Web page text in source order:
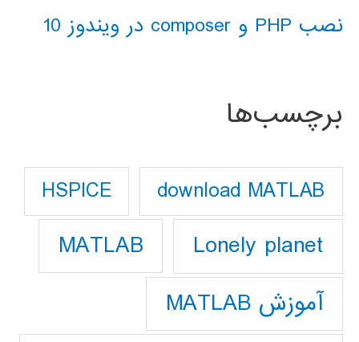
نصب PHP و composer در ویندوز 10
برچسب‌ها
download MATLAB
HSPICE
Lonely planet
MATLAB
آموزش MATLAB